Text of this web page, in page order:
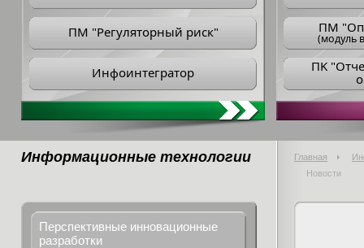
ПМ "Регуляторный риск"
Инфоинтегратор
ПM
(модуль
ПK
Информационные технологии Главная
Новости
Перспективные инновационные
разработки